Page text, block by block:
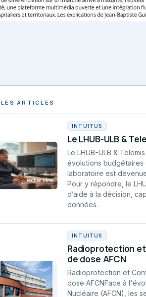
ARTICLES
INTUITUS
Le LHUB-ULB &
Le LHUB-ULB &
évolutions budgétaires
laboratoire est
Pour y répondre, le
d’aide à la décision,
données.
INTUITUS
Radioprotection
de dose AFCN
Radioprotection et
dose AFCNFace à
Nucléaire (AFCN), les